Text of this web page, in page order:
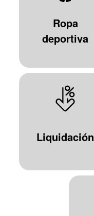
Ropa
deportiva
Liquidación